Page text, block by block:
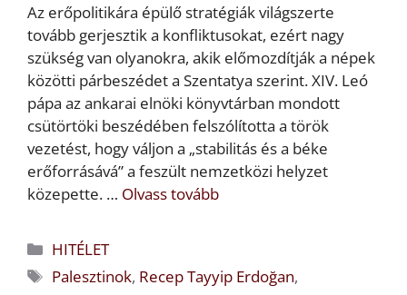
Az erőpolitikára épülő stratégiák világszerte
tovább gerjesztik a konfliktusokat, ezért nagy
szükség van olyanokra, akik előmozdítják a népek
közötti párbeszédet a Szentatya szerint. XIV. Leó
pápa az ankarai elnöki könyvtárban mondott
csütörtöki beszédében felszólította a török
vezetést, hogy váljon a „stabilitás és a béke
erőforrásává” a feszült nemzetközi helyzet
közepette. … Olvass tovább
Kategória
HITÉLET
Címkék
Palesztinok, Recep Tayyip Erdoğan,